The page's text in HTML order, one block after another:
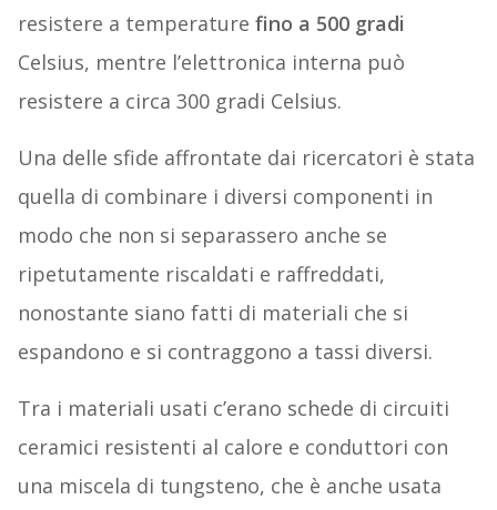
resistere a temperature fino a 500 gradi
Celsius, mentre l’elettronica interna può
resistere a circa 300 gradi Celsius.
Una delle sfide affrontate dai ricercatori è stata
quella di combinare i diversi componenti in
modo che non si separassero anche se
ripetutamente riscaldati e raffreddati,
nonostante siano fatti di materiali che si
espandono e si contraggono a tassi diversi.
Tra i materiali usati c’erano schede di circuiti
ceramici resistenti al calore e conduttori con
una miscela di tungsteno, che è anche usata